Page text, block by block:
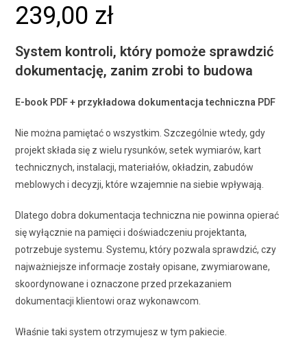
239,00 zł
System kontroli, który pomoże sprawdzić
dokumentację, zanim zrobi to budowa
E-book PDF + przykładowa dokumentacja techniczna PDF
Nie można pamiętać o wszystkim. Szczególnie wtedy, gdy
projekt składa się z wielu rysunków, setek wymiarów, kart
technicznych, instalacji, materiałów, okładzin, zabudów
meblowych i decyzji, które wzajemnie na siebie wpływają.
Dlatego dobra dokumentacja techniczna nie powinna opierać
się wyłącznie na pamięci i doświadczeniu projektanta,
potrzebuje systemu. Systemu, który pozwala sprawdzić, czy
najważniejsze informacje zostały opisane, zwymiarowane,
skoordynowane i oznaczone przed przekazaniem
dokumentacji klientowi oraz wykonawcom.
Właśnie taki system otrzymujesz w tym pakiecie.